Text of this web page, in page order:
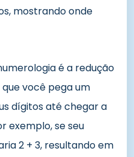
mostrando onde
é a redução
que você pega um
dígitos até chegar a
exemplo, se seu
2 + 3, resultando em